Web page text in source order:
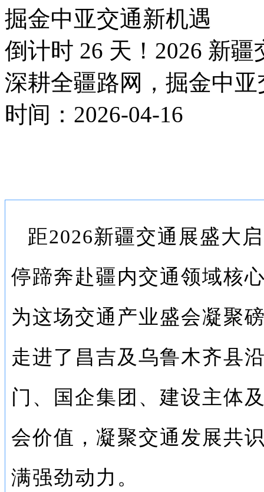
掘金中亚交通新机遇
倒计时 26 天！2026 新
深耕全疆路网，掘金中
时间：2026-04-16
距2026新疆交通展盛大
停蹄奔赴疆内交通领域核
为这场交通产业盛会凝聚
走进了昌吉及乌鲁木齐县
门、国企集团、建设主体
会价值，凝聚交通发展共
满强劲动力。